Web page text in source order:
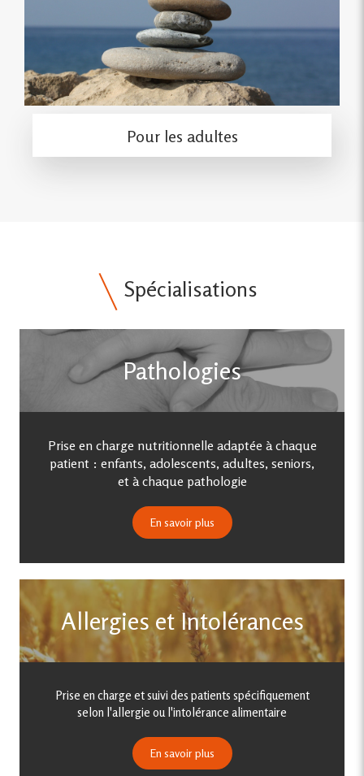
Pour les adultes
Spécialisations
Pathologies
Prise en charge nutritionnelle adaptée à chaque
patient : enfants, adolescents, adultes, seniors,
et à chaque pathologie
En savoir plus
Allergies et Intolérances
Prise en charge et suivi des patients spécifiquement
selon l'allergie ou l'intolérance alimentaire
En savoir plus